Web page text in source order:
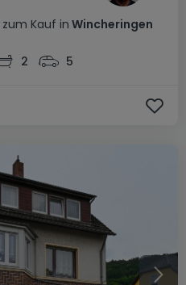
zum Kauf in Wincheringen
2 5